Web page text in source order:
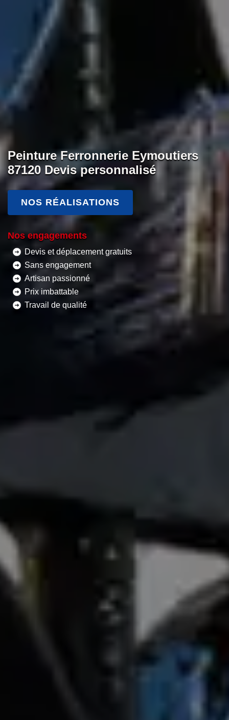
Peinture Ferronnerie Eymoutiers
87120 Devis personnalisé
NOS RÉALISATIONS
Nos engagements
Devis et déplacement gratuits
Sans engagement
Artisan passionné
Prix imbattable
Travail de qualité